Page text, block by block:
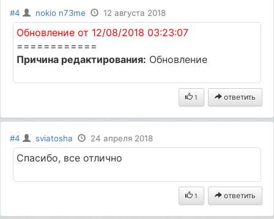
#4 nokio n73me 12 августа 2018
Обновление от 12/08/2018 03:23:07
============
Причина редактирования: Обновление
1 ответить
#4 sviatosha 24 апреля 2018
Спасибо, все отлично
1 ответить